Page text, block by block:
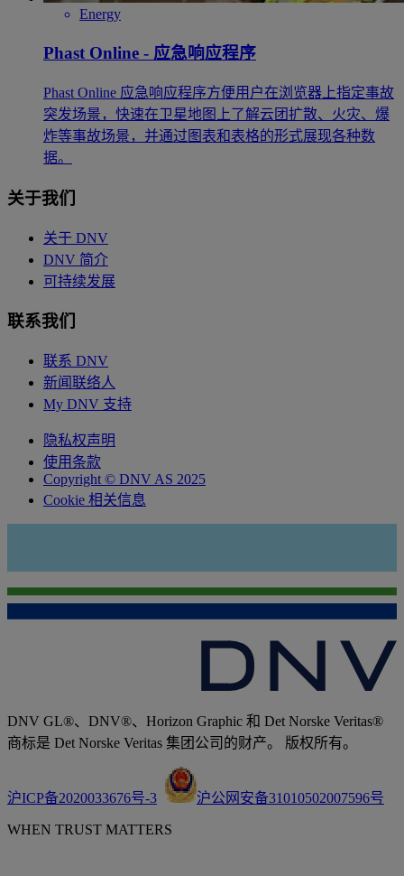
Energy
Phast Online - 应急响应程序
Phast Online 应急响应程序方便用户在浏览器上指定事故
突发场景，快速在卫星地图上了解云团扩散、火灾、爆
炸等事故场景，并通过图表和表格的形式展现各种数
据。
关于我们
关于 DNV
DNV 简介
可持续发展
联系我们
联系 DNV
新闻联络人
My DNV 支持
隐私权声明
使用条款
Copyright © DNV AS 2025
Cookie 相关信息
DNV GL®、DNV®、Horizon Graphic 和 Det Norske Veritas®
商标是 Det Norske Veritas 集团公司的财产。 版权所有。
沪ICP备2020033676号-3 沪公网安备31010502007596号
WHEN TRUST MATTERS